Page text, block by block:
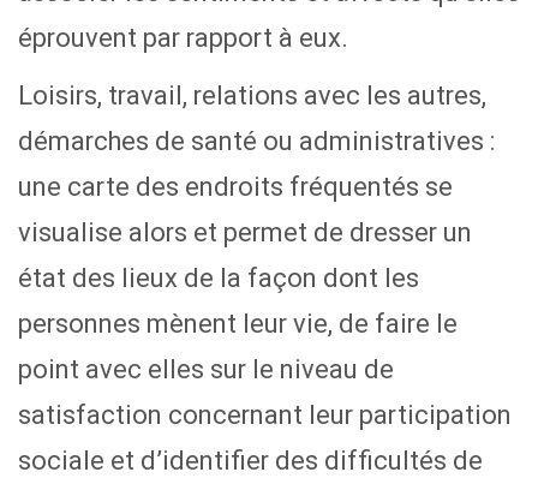
éprouvent par rapport à eux.
Loisirs, travail, relations avec les autres,
démarches de santé ou administratives :
une carte des endroits fréquentés se
visualise alors et permet de dresser un
état des lieux de la façon dont les
personnes mènent leur vie, de faire le
point avec elles sur le niveau de
satisfaction concernant leur participation
sociale et d’identifier des difficultés de